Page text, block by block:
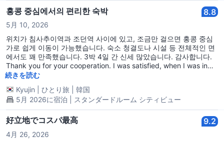
홍콩 중심에서의 편리한 숙박 8.8
5月 10, 2026
위치가 침사추이역과 조던역 사이에 있고, 조금만 걸으면 홍콩 중심
가로 쉽게 이동이 가능했습니다. 숙소 청결도나 시설 등 전체적인 면
에서도 꽤 만족했습니다. 3박 4일 간 신세 많았습니다. 감사합니다.
Thank you for your cooperation. I was satisfied, when I was in
your hotel. See you again!! :)
続きを読む
Kyujin
ひとり旅
韓国
5月 2026に宿泊 | スタンダードルーム シティビュー
好立地でコスパ最高 9.2
4月 26, 2026